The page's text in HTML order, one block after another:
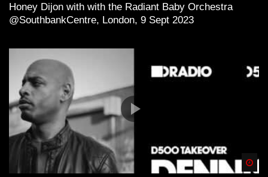
Honey Dijon with with the Radiant Baby Orchestra
@SouthbankCentre, London, 9 Sept 2023